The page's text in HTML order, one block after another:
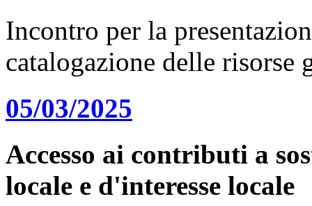
Incontro per la
catalogazione delle risorse
05/03/2025
Accesso ai contributi a
locale e d'interesse locale